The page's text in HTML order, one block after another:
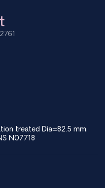
treated Dia=82.5 mm,
N07718